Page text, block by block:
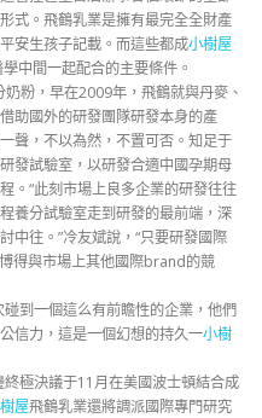
式。飛鶴乳業是擁有最完全全財產
安生孩子記載。而這些都成小樹屋
中間一起配合的主要條件。
，早在2009年，飛鶴就與丹麥、
助國外的研發團隊研發本身的產
聲，不以為然，不置可否。知足于
發試驗室，以研發合適中國孕期母
。“此刻市場上良多企業的研發往往
養分試驗室走到研發的最前端，深
中往。”冷友斌說，“只要研發國際
得與市場上其他國際brand的競
到一個這么有前瞻性的企業，他們
信力，這是一個幻想的持久一小樹
極決議于11月在美國波士頓結合成
屋飛鶴乳業還將調派國際專門研究